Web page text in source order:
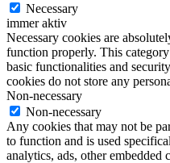
Necessary
immer aktiv
Necessary cookies are
function properly. This
basic functionalities and
cookies do not store any
Non-necessary
Non-necessary
Any cookies that may not be
to function and is used
analytics, ads, other embedded